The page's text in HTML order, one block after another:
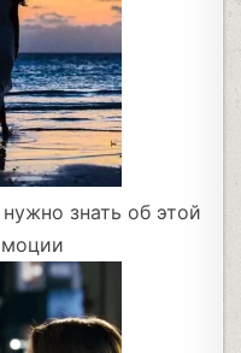
знать об этой